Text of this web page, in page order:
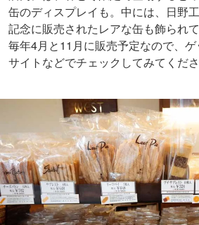
缶のディスプレイも。中には、日野
記念に販売されたレアな缶も飾られ
毎年4月と11月に販売予定なので、
サイトなどでチェックしてみてくだ